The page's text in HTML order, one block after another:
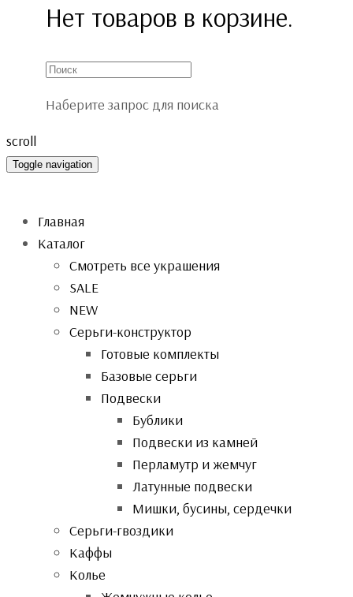
Нет товаров в корзине.
Наберите запрос для поиска
scroll
Toggle navigation
Главная
Каталог
Смотреть все украшения
SALE
NEW
Серьги-конструктор
Готовые комплекты
Базовые серьги
Подвески
Бублики
Подвески из камней
Перламутр и жемчуг
Латунные подвески
Мишки, бусины, сердечки
Серьги-гвоздики
Каффы
Колье